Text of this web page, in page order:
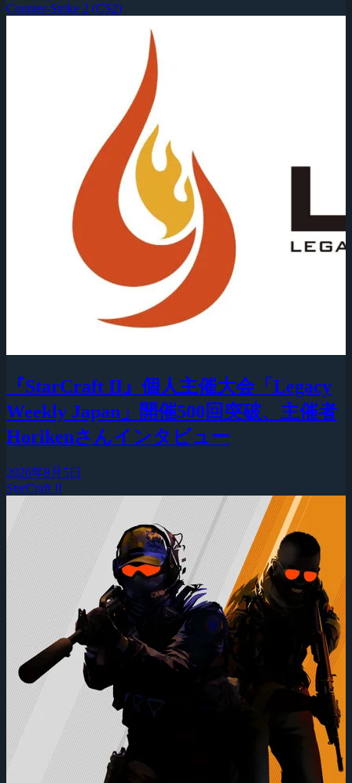
Counter-Strike 2 (CS2)
『StarCraft II』個人主催大会「Legacy
Weekly Japan」開催500回突破、主催者
Horikenさんインタビュー
2026年8月5日
StarCraft II